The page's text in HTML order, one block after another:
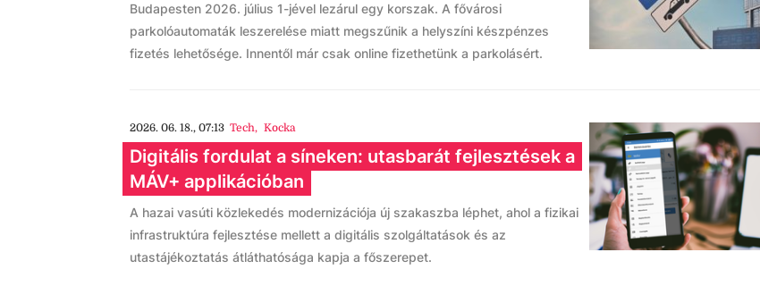
Budapesten 2026. július 1-jével lezárul egy korszak. A fővárosi
parkolóautomaták leszerelése miatt megszűnik a helyszíni készpénzes
fizetés lehetősége. Innentől már csak online fizethetünk a parkolásért.
2026. 06. 18., 07:13 Tech, Kocka
Digitális fordulat a síneken: utasbarát fejlesztések a
MÁV+ applikációban
A hazai vasúti közlekedés modernizációja új szakaszba léphet, ahol a fizikai
infrastruktúra fejlesztése mellett a digitális szolgáltatások és az
utastájékoztatás átláthatósága kapja a főszerepet.